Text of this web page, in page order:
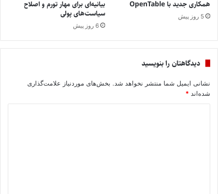
همکاری جدید با OpenTable
5 روز پیش
بیانیه‌ای برای مهار تورم و اصلاح
سیاست‌های پولی
6 روز پیش
دیدگاهتان را بنویسید
نشانی ایمیل شما منتشر نخواهد شد. بخش‌های موردنیاز علامت‌گذاری
شده‌اند *